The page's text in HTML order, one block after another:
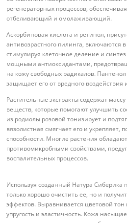
регенераторных процессов,
отбеливающий и омолаживающий.
Аскорбиновая кислота и ретинол,
антивозрастного пилинга, включаются
стимулируя клеточное деление и
мощными антиоксидантами,
на кожу свободных радикалов.
защищает его от вредного воздействия
Растительные экстракты содержат
веществ, которые помогают улучшить
из родиолы розовой тонизирует и
вязолистная смягчает его и укрепляет,
способности. Многие растения
противомикробными свойствами,
воспалительных процессов.
Используя созданный Натура Сиберика
только хорошо очистить ее, но и
эффектов. Выравнивается цветовой
упругость и эластичность. Кожа